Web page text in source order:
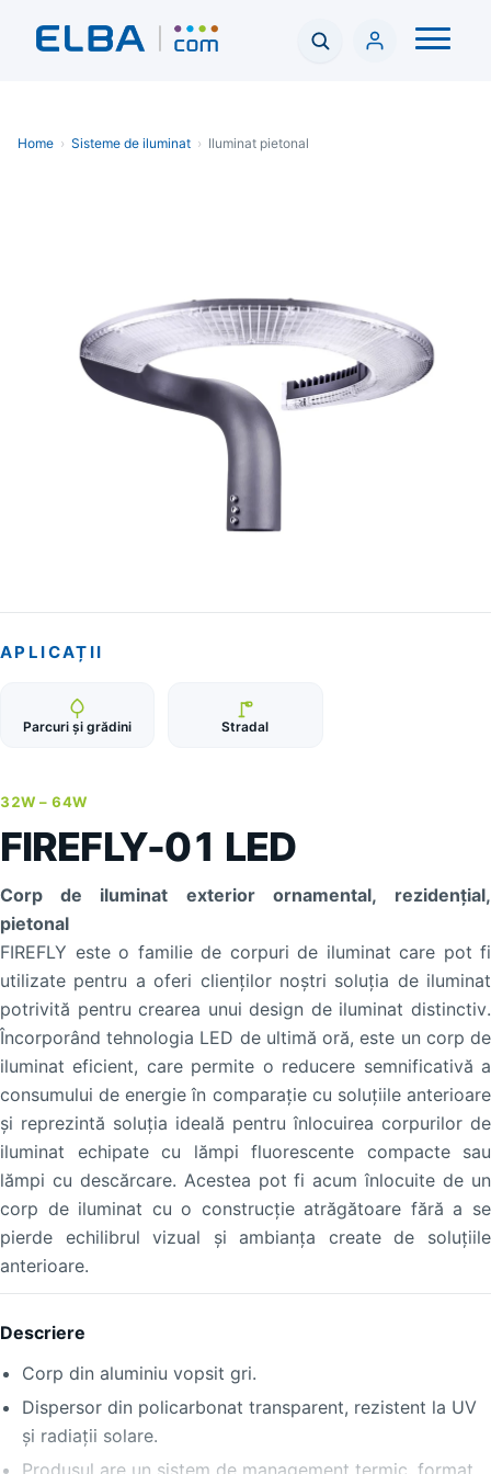
Home › Sisteme de iluminat › Iluminat pietonal
APLICAȚII
Parcuri și grădini Stradal
32W –64W
FIREFLY-01 LED
Corp de iluminat exterior ornamental, rezidențial,
pietonal
FIREFLY este o familie de corpuri de iluminat care pot fi
utilizate pentru a oferi clienţilor noştri soluţia de iluminat
potrivită pentru crearea unui design de iluminat distinctiv.
Încorporând tehnologia LED de ultimă oră, este un corp de
iluminat eficient, care permite o reducere semnificativă a
consumului de energie în comparaţie cu soluţiile anterioare
şi reprezintă soluţia ideală pentru înlocuirea corpurilor de
iluminat echipate cu lămpi fluorescente compacte sau
lămpi cu descărcare. Acestea pot fi acum înlocuite de un
corp de iluminat cu o construcţie atrăgătoare fără a se
pierde echilibrul vizual şi ambianţa create de soluţiile
anterioare.
Descriere
Corp din aluminiu vopsit gri.
Dispersor din policarbonat transparent, rezistent la UV
şi radiaţii solare.